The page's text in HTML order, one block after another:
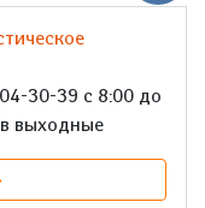
30-39 с 8:00 до
выходные